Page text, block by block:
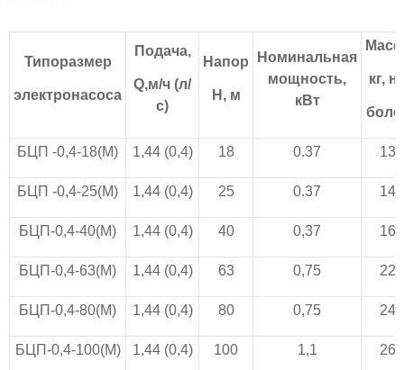
Типоразмер
электронасоса
Подача,
Q,м/ч (л/
с)
Напор
Н, м
Номинальная
мощность,
кВт
кг,
БЦП -0,4-18(М) 1,44 (0,4) 18 0.37 13
БЦП -0,4-25(М) 1,44 (0,4) 25 0.37 14
БЦП-0,4-40(М) 1,44 (0,4) 40 0,37 16
БЦП-0,4-63(М) 1,44 (0,4) 63 0,75 22
БЦП-0,4-80(М) 1,44 (0,4) 80 0,75 24
БЦП-0,4-100(М) 1,44 (0,4) 100 1,1 26